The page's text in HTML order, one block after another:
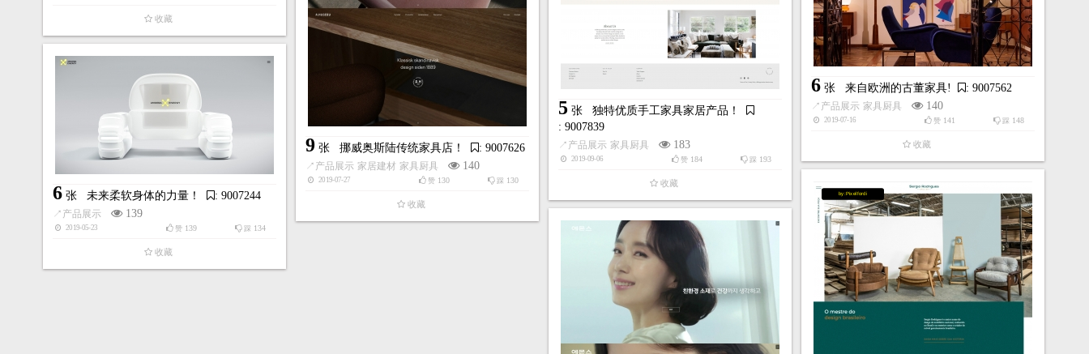
5 张 独特优质手工家具家居产品！
: 9007839
↗ 产品展示 家具厨具 183
2019-09-06 踩 193
赞 184
收藏
9 张 挪威奥斯陆传统家具店！ : 9007626
↗ 产品展示 家居建材 家具厨具 140
2019-07-27 踩 130
赞 130
收藏
收藏
6 张 来自欧洲的古董家具! : 9007562
↗ 产品展示 家具厨具 140
2019-07-16 踩 148
赞 141
收藏
6 张 未来柔软身体的力量！ : 9007244
↗ 产品展示 139
2019-05-23 踩 134
赞 139
收藏
by:Pixelfordi